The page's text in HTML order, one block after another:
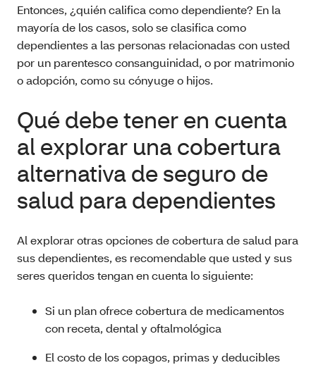
Entonces, ¿quién califica como dependiente? En la
mayoría de los casos, solo se clasifica como
dependientes a las personas relacionadas con usted
por un parentesco consanguinidad, o por matrimonio
o adopción, como su cónyuge o hijos.
Qué debe tener en cuenta
al explorar una cobertura
alternativa de seguro de
salud para dependientes
Al explorar otras opciones de cobertura de salud para
sus dependientes, es recomendable que usted y sus
seres queridos tengan en cuenta lo siguiente:
Si un plan ofrece cobertura de medicamentos
con receta, dental y oftalmológica
El costo de los copagos, primas y deducibles